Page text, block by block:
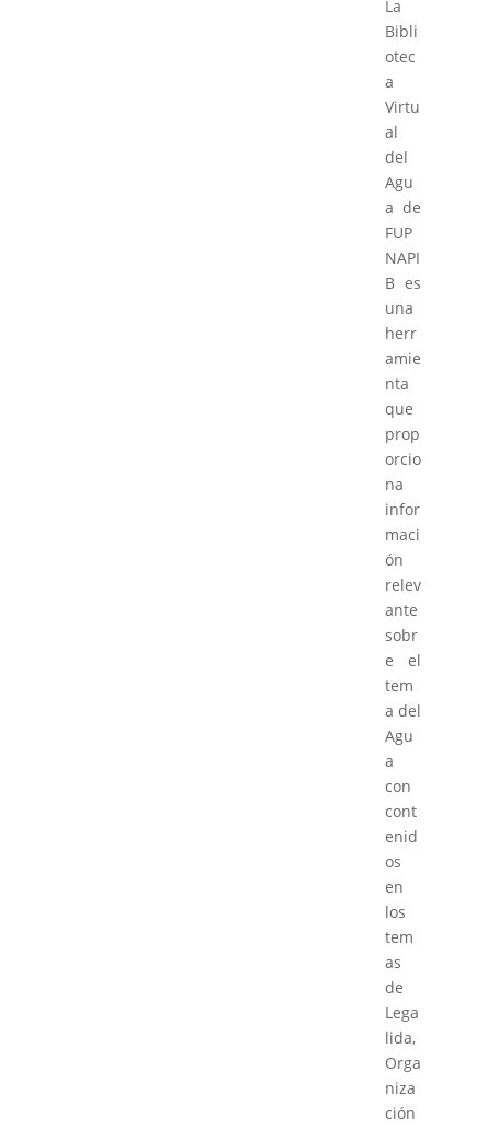
La
Bibli
otec
a
Virtu
al
del
Agu
a de
FUP
NAPI
B es
una
herr
amie
nta
que
prop
orcio
na
infor
maci
ón
relev
ante
sobr
e el
tem
a del
Agu
a
con
cont
enid
os
en
los
tem
as
de
Lega
lida,
Orga
niza
ción